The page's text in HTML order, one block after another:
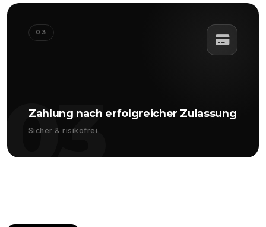
03
03
Zahlung nach erfolgreicher Zulassung
Sicher & risikofrei